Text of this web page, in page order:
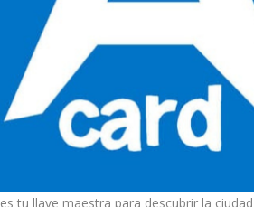
es tu llave maestra para descubrir la